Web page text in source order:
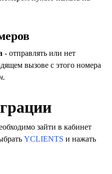
- отправлять или нет
вызове с этого номера
зайти в кабинет
YCLIENTS и нажать